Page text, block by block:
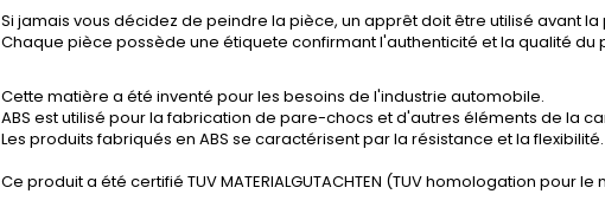
Si jamais vous décidez de peindre la pièce, un apprêt doit être utilisé avant la
Chaque pièce possède une étiquete confirmant l'authenticité et la qualité du
Cette matière a été inventé pour les besoins de l'industrie automobile.
ABS est utilisé pour la fabrication de pare-chocs et d'autres éléments de la
Les produits fabriqués en ABS se caractérisent par la résistance et la flexibilité.
Ce produit a été certifié TUV MATERIALGUTACHTEN (TUV homologation pour